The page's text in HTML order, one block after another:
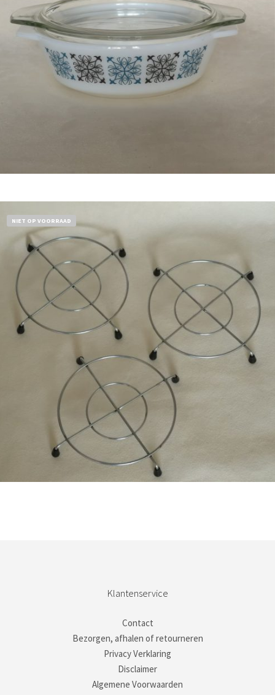
NIET OP VOORRAAD
€11,50
Klantenservice
Contact
Bezorgen, afhalen of retourneren
Privacy Verklaring
Disclaimer
Algemene Voorwaarden